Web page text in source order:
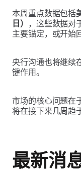
本周重点数据包括
日） ，这些数据对
主要锚定，或开始
央行沟通也将继续
键作用。
市场的核心问题在
将在接下来几周趋
最新消